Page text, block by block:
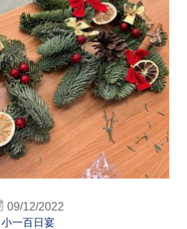
09/12/2022
小一百日宴